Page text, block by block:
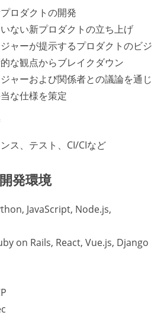
ロダクトの開発
ない新プロダクトの立ち上げ
ャーが提示するプロダクトのビジ
な観点からブレイクダウン
ャーおよび関係者との議論を通じ
な仕様を策定
ス、テスト、CI/CIなど
発環境
JavaScript, Node.js,
on Rails, React, Vue.js, Django